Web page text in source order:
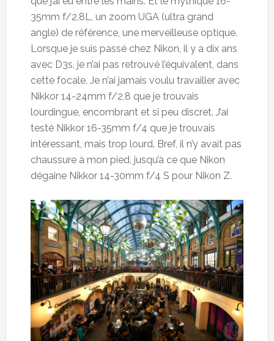
35mm f/2,8L, un zoom UGA (ultra grand
angle) de référence, une merveilleuse optique.
Lorsque je suis passé chez Nikon, il y a dix ans
avec D3s, je n’ai pas retrouvé l’équivalent, dans
cette focale. Je n’ai jamais voulu travailler avec
Nikkor 14-24mm f/2,8 que je trouvais
lourdingue, encombrant et si peu discret. J’ai
testé Nikkor 16-35mm f/4 que je trouvais
intéressant, mais trop lourd. Bref, il n’y avait pas
chaussure à mon pied, jusqu’à ce que Nikon
dégaine Nikkor 14-30mm f/4 S pour Nikon Z.